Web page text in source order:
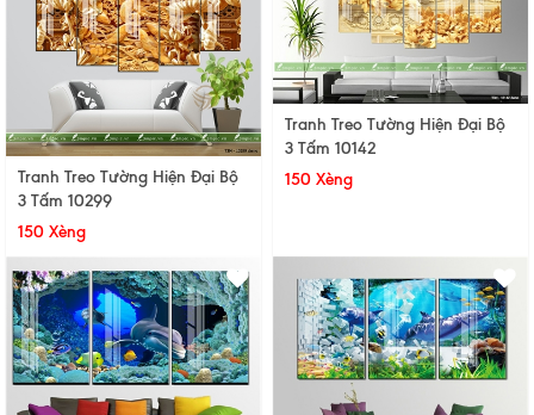
Tranh Treo Tường Hiện Đại Bộ
3 Tấm 10299
150 Xèng
Tranh Treo Tường Hiện Đại Bộ
3 Tấm 10142
150 Xèng